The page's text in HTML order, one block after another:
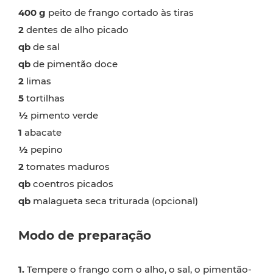
400 g peito de frango cortado às tiras
2 dentes de alho picado
qb de sal
qb de pimentão doce
2 limas
5 tortilhas
½ pimento verde
1 abacate
½ pepino
2 tomates maduros
qb coentros picados
qb malagueta seca triturada (opcional)
Modo de preparação
1. Tempere o frango com o alho, o sal, o pimentão-